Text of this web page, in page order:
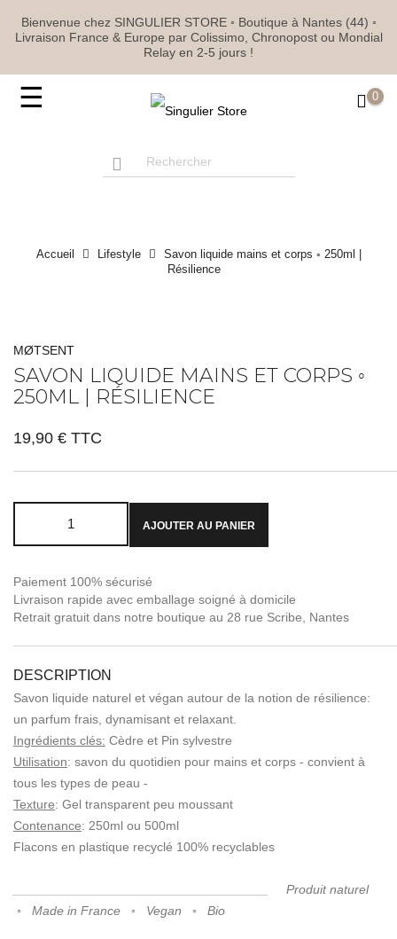
Bienvenue chez SINGULIER STORE ◦ Boutique à Nantes (44) ◦
Livraison France & Europe par Colissimo, Chronopost ou Mondial
Relay en 2-5 jours !
0
Basculer
navigation
☰
Accueil Lifestyle
Savon liquide mains et corps ◦ 250ml |
Résilience
MØTSENT
SAVON LIQUIDE MAINS ET CORPS ◦
250ML | RÉSILIENCE
19,90 € TTC
AJOUTER AU PANIER
Paiement 100% sécurisé
Livraison rapide avec emballage soigné à domicile
Retrait gratuit dans notre boutique au 28 rue Scribe, Nantes
DESCRIPTION
Savon liquide naturel et végan autour de la notion de résilience:
un parfum frais, dynamisant et relaxant.
Ingrédients clés: Cèdre et Pin sylvestre
Utilisation: savon du quotidien pour mains et corps - convient à
tous les types de peau -
Texture: Gel transparent peu moussant
Contenance: 250ml ou 500ml
Flacons en plastique recyclé 100% recyclables
Produit naturel
◦ Made in France ◦ Vegan ◦ Bio